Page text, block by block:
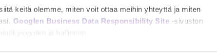
keitä olemme, miten voit ottaa meihin yhteyttä ja miten
Googlen Business Data Responsibility Site -sivuston
ja hallinnan.